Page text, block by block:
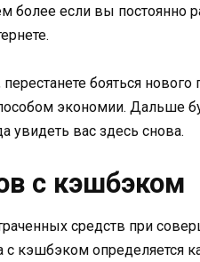
более если вы постоянно
бояться нового
экономии. Дальше
увидеть вас здесь снова.
с кэшбэком
средств при
с кэшбэком определяется